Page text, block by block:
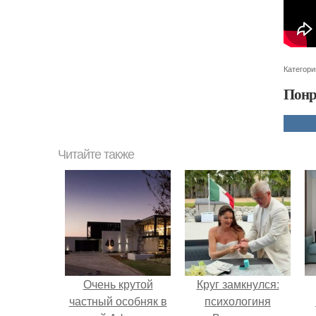
Читайте также
Очень крутой
частный особняк в
Круг замкнулся:
психологиня